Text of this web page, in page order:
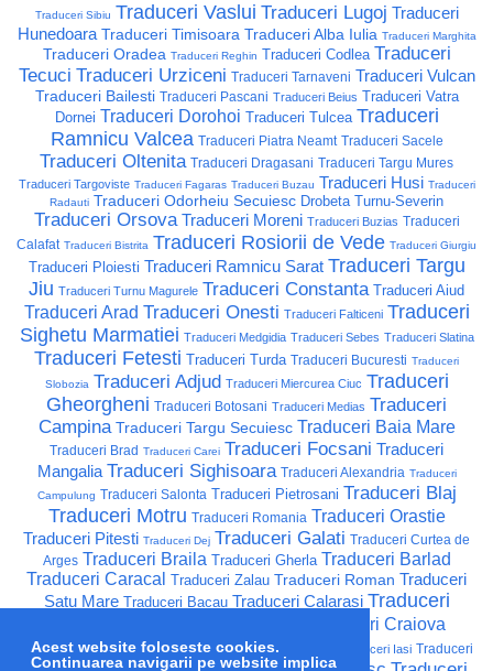
Acest website foloseste cookies.
Continuarea navigarii pe website implica
Traduceri Sibiu Traduceri Vaslui Traduceri Lugoj Traduceri
Hunedoara Traduceri Timisoara Traduceri Alba Iulia Traduceri Marghita
Traduceri Oradea Traduceri Reghin Traduceri Codlea Traduceri
Tecuci Traduceri Urziceni Traduceri Tarnaveni Traduceri Vulcan
Traduceri Bailesti Traduceri Pascani Traduceri Beius Traduceri Vatra
Dornei Traduceri Dorohoi Traduceri Tulcea Traduceri
Ramnicu Valcea Traduceri Piatra Neamt Traduceri Sacele
Traduceri Oltenita Traduceri Dragasani Traduceri Targu Mures
Traduceri Targoviste Traduceri Fagaras Traduceri Buzau Traduceri Husi Traduceri
Radauti Traduceri Odorheiu Secuiesc Drobeta Turnu-Severin
Traduceri Orsova Traduceri Moreni Traduceri Buzias Traduceri
Calafat Traduceri Bistrita Traduceri Rosiorii de Vede Traduceri Giurgiu
Traduceri Ploiesti Traduceri Ramnicu Sarat Traduceri Targu
Jiu Traduceri Turnu Magurele Traduceri Constanta Traduceri Aiud
Traduceri Arad Traduceri Onesti Traduceri Falticeni Traduceri
Sighetu Marmatiei Traduceri Medgidia Traduceri Sebes Traduceri Slatina
Traduceri Fetesti Traduceri Turda Traduceri Bucuresti Traduceri
Slobozia Traduceri Adjud Traduceri Miercurea Ciuc Traduceri
Gheorgheni Traduceri Botosani Traduceri Medias Traduceri
Campina Traduceri Targu Secuiesc Traduceri Baia Mare
Traduceri Brad Traduceri Carei Traduceri Focsani Traduceri
Mangalia Traduceri Sighisoara Traduceri Alexandria Traduceri
Campulung Traduceri Salonta Traduceri Pietrosani Traduceri Blaj
Traduceri Motru Traduceri Romania Traduceri Orastie
Traduceri Pitesti Traduceri Dej Traduceri Galati Traduceri Curtea de
Arges Traduceri Braila Traduceri Gherla Traduceri Barlad
Traduceri Caracal Traduceri Zalau Traduceri Roman Traduceri
Satu Mare Traduceri Bacau Traduceri Calarasi Traduceri
Traduceri Craiova
Traduceri Suceava Traduceri Moinesti Traduceri Iasi Traduceri